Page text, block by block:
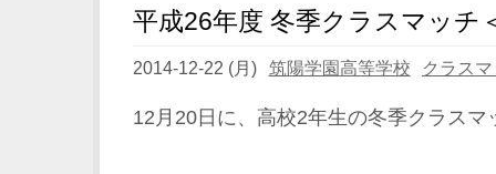
平成26年度 冬季クラスマッチ
2014-12-22 (月) 筑陽学園高等学校 クラス
12月20日に、高校2年生の冬季クラス